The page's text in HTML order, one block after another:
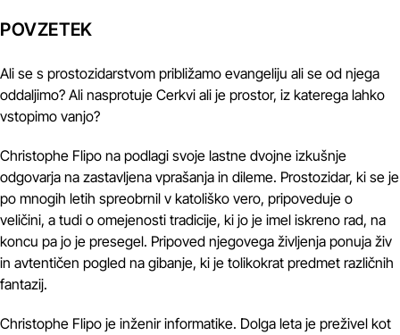
POVZETEK
Ali se s prostozidarstvom približamo evangeliju ali se od njega
oddaljimo? Ali nasprotuje Cerkvi ali je prostor, iz katerega lahko
vstopimo vanjo?
Christophe Flipo na podlagi svoje lastne dvojne izkušnje
odgovarja na zastavljena vprašanja in dileme. Prostozidar, ki se je
po mnogih letih spreobrnil v katoliško vero, pripoveduje o
veličini, a tudi o omejenosti tradicije, ki jo je imel iskreno rad, na
koncu pa jo je presegel. Pripoved njegovega življenja ponuja živ
in avtentičen pogled na gibanje, ki je tolikokrat predmet različnih
fantazij.
Christophe Flipo je inženir informatike. Dolga leta je preživel kot